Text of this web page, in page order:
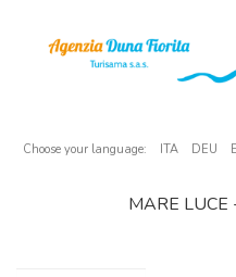
Choose your language: ITA DEU
MARE